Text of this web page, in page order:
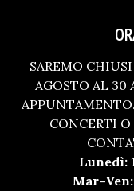
SAREMO
AGOSTO AL 30
CONCERTI
Lunedì:
Mar–Ven: